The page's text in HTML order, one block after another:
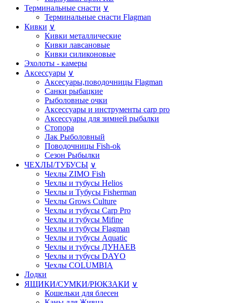
Терминальные снасти ∨
Терминальные снасти Flagman
Кивки ∨
Кивки металлические
Кивки лавсановые
Кивки силиконовые
Эхолоты - камеры
Аксессуары ∨
Аксесуары,поводочницы Flagman
Санки рыбацкие
Рыболовные очки
Аксессуары и инструменты carp pro
Аксессуары для зимней рыбалки
Стопора
Лак Рыболовный
Поводочницы Fish-ok
Сезон Рыбылки
ЧЕХЛЫ/ТУБУСЫ ∨
Чехлы ZIMO Fish
Чехлы и тубусы Helios
Чехлы и Тубусы Fisherman
Чехлы Grows Culture
Чехлы и тубусы Carp Pro
Чехлы и тубусы Mifine
Чехлы и тубусы Flagman
Чехлы и тубусы Aquatic
Чехлы и тубусы ДУНАЕВ
Чехлы и тубусы DAYO
Чехлы COLUMBIA
Лодки
ЯЩИКИ/СУМКИ/РЮКЗАКИ ∨
Кошельки для блесен